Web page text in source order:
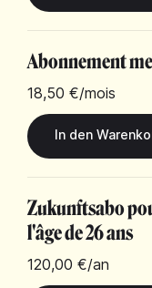
Abonnement
18,50 €/mois
Zukunftsabo
l'âge de 26 ans
120,00 €/an